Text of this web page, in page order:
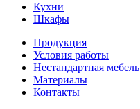
Кухни
Шкафы
Продукция
Условия работы
Нестандартная мебель
Материалы
Контакты